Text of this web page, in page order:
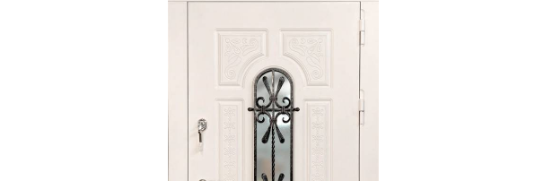
С выдавленным рисунком(35)
С геометрическим рисунком (46)
С реечным дизайном
Для бани
Для магазина